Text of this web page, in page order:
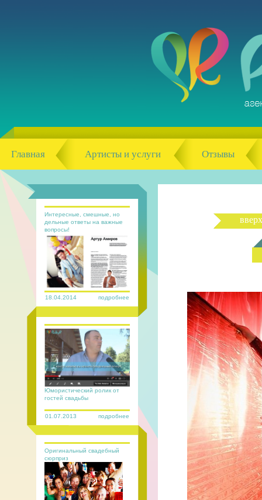
Главная Артисты и услуги Отзывы
18.04.2014 подробнее
Интересные, смешные, но
дельные ответы на важные
вопросы!
01.07.2013 подробнее
Юмористический ролик от
гостей свадьбы
Оригинальный свадебный
сюрприз
вверх